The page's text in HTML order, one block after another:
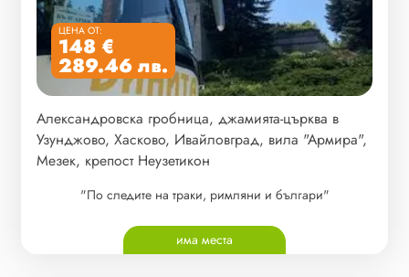
ЦЕНА ОТ:
148 €
289.46 лв.
Александровска гробница, джамията-църква в
Узунджово, Хасково, Ивайловград, вила "Армира",
Мезек, крепост Неузетикон
"По следите на траки, римляни и българи"
има места